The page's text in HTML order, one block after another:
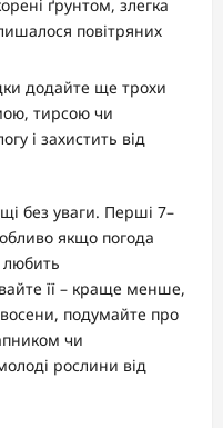
ґрунтом, злегка
повітряних
додайте ще трохи
тирсою чи
і захистить від
без уваги. Перші 7–
якщо погода
любить
її – краще менше,
подумайте про
чи
рослини від